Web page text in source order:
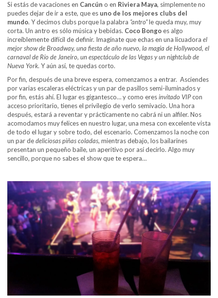
Si estás de vacaciones en Cancún o en Riviera Maya, simplemente no
puedes dejar de ir a este, que es uno de los mejores clubs del
mundo. Y decimos clubs porque la palabra “antro”le queda muy, muy
corta. Un antro es sólo música y bebidas. Coco Bongoes algo
increíblemente difícil de definir. Imagínate que echas en una licuadora el
mejor show de Broadway, una fiesta de año nuevo, la magia de Hollywood, el
carnaval de Río de Janeiro, un espectáculo de las Vegas y un nightclub de
Nueva York. Y aún así, te quedas corto.
Por fin, después de una breve espera, comenzamos a entrar. Asciendes
por varias escaleras eléctricas y un par de pasillos semi-iluminados y
por fin, estás ahí. El lugar es gigantesco… y como eresinvitado VIPcon
acceso prioritario, tienes el privilegio de verlo semivacío. Una hora
después, estará a reventar y prácticamente no cabrá ni un alfiler. Nos
acomodamos muy felices en nuestro lugar, una mesa con excelente vista
de todo el lugar y sobre todo, del escenario. Comenzamos la noche con
un par dedeliciosas piñas coladas, mientras debajo, los bailarines
presentan un pequeño baile, un aperitivo por así decirlo. Algo muy
sencillo, porque no sabes el show que te espera…